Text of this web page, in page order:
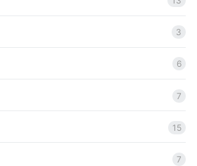
3
6
7
15
7